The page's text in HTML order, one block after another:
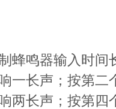
蜂鸣器输入时间
一长声；按第二
两长声；按第四